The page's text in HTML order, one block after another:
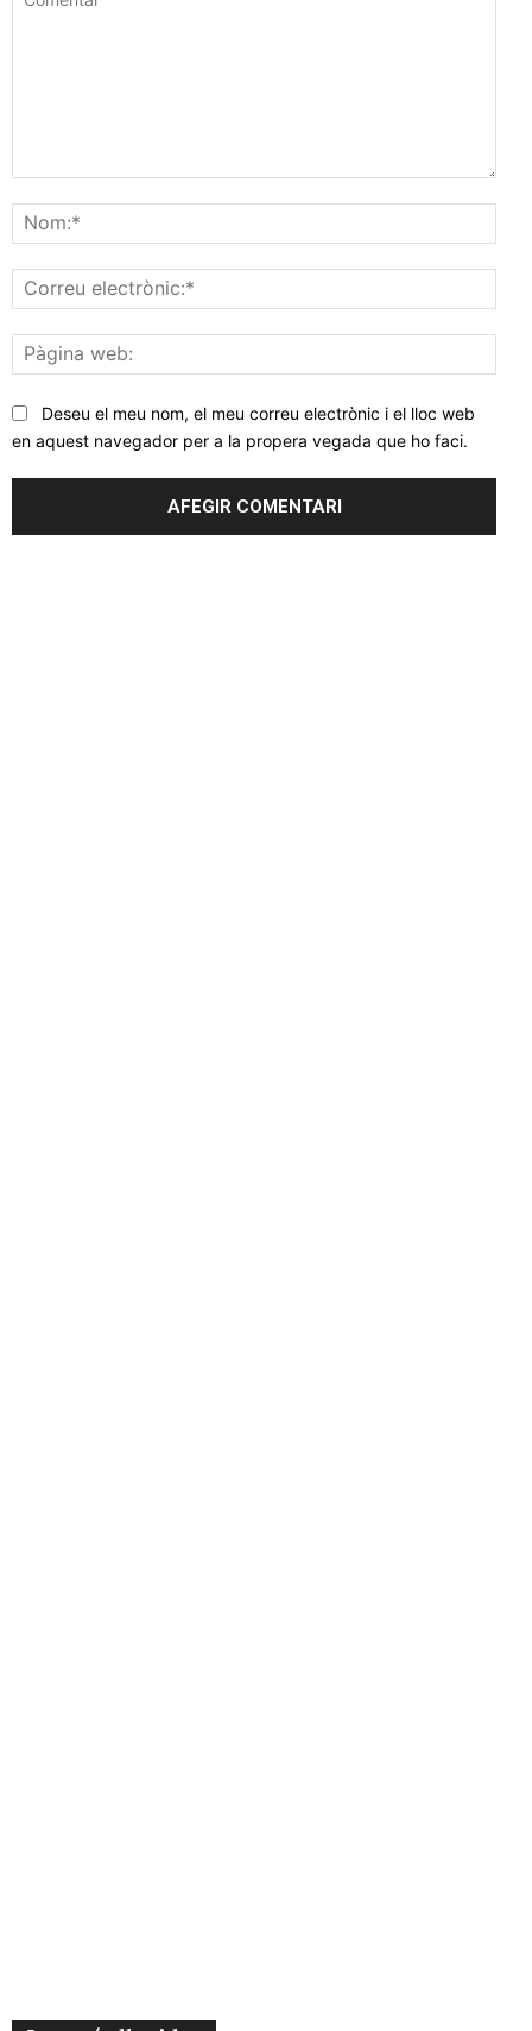
web:
Deseu el meu nom, el meu correu electrònic i el lloc web
en aquest navegador per a la propera vegada que ho faci.